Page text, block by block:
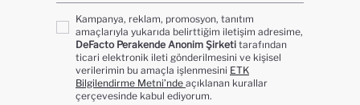
Kampanya, reklam, promosyon, tanıtım
amaçlarıyla yukarıda belirttiğim iletişim adresime,
DeFacto Perakende Anonim Şirketi tarafından
ticari elektronik ileti gönderilmesini ve kişisel
verilerimin bu amaçla işlenmesini ETK
Bilgilendirme Metni’nde açıklanan kurallar
çerçevesinde kabul ediyorum.